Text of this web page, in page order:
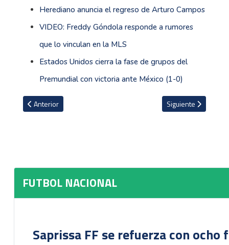
Herediano anuncia el regreso de Arturo Campos
VIDEO: Freddy Góndola responde a rumores
que lo vinculan en la MLS
Estados Unidos cierra la fase de grupos del
Premundial con victoria ante México (1-0)
Artículo anterior: Alajuelense oficializa la llegada de Aubrey David
Anterior Artículo siguiente:
Siguiente
FUTBOL NACIONAL
Saprissa FF se refuerza con